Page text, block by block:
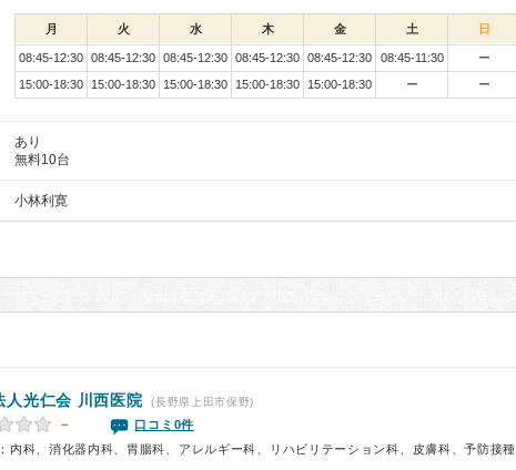
月 火 水 木 金 土 日
08:45-12:30 08:45-12:30 08:45-12:30 08:45-12:30 08:45-12:30 08:45-11:30 ー
15:00-18:30
15:00-18:30 15:00-18:30 15:00-18:30 15:00-18:30 ー ー
あり
無料10台
小林利寛
人光仁会 川西医院 (長野県上田市保野)
－
口コミ0件
内科、消化器内科、胃腸科、アレルギー科、リハビリテーション科、皮膚科、予防接種